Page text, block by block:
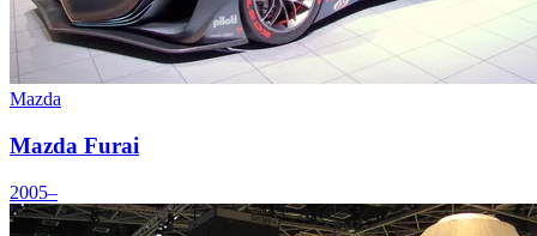
Mazda
Mazda Furai
2005–